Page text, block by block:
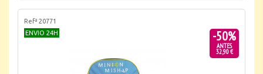
Refª 20771
ENVIO 24H
-50%
ANTES
32,90 €